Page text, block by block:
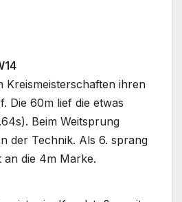
Kreismeisterschaften ihren
Die 60m lief die etwas
Beim Weitsprung
der Technik. Als 6. sprang
an die 4m Marke.